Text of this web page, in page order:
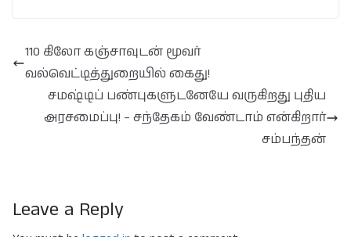
110 கிலோ கஞ்சாவுடன் மூவர்
வல்வெட்டித்துறையில் கைது!
சமஷ்டிப் பண்புகளுடனேயே வருகிறது புதிய
அரசமைப்பு! – சந்தேகம் வேண்டாம் என்கிறார்
சம்பந்தன்
Leave a Reply